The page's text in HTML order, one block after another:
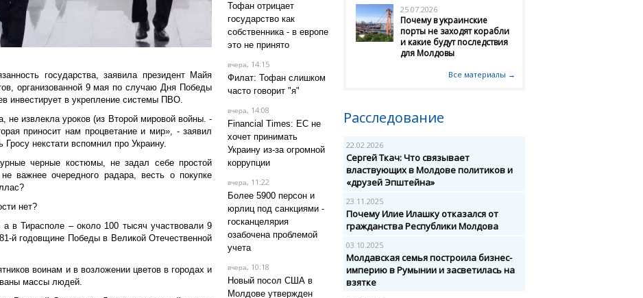
государства, заявила президент Майя
организованной 9 мая по случаю Дня Победы
инвестирует в укрепление системы ПВО.
не извлекла уроков (из Второй мировой войны. -
приносит нам процветание и мир», - заявил
некстати вспомнил про Украину.
черные костюмы, не задал себе простой
важнее очередного радара, весть о покупке
нет?
в Тирасполе – около 100 тысяч участвовали 9
й годовщине Победы в Великой Отечественной
воинам и в возложении цветов в городах и
массы людей.
Тофан отрицает
государство как
собственника - в европе
это не принято
вчера, 14:15
Филат: Тофан слишком
часто говорит "я"
вчера, 14:08
Financial Times: ЕС не
хочет принимать
Украину из-за огромной
коррупции
вчера, 11:22
Более 5900 персон и
юрлиц под санкциями -
госканцелярия
озабочена проблемой
учета
вчера, 10:18
Новый посол США в
Молдове утвержден
25.07.2026
Почему в украинские
порты не заходят корабли
и какие будут последствия
для Молдовы
Все материалы →
Расследование
22.02.2026
Сергей Ткач: Что связывает
властвующих в Молдове политиков и
«друзей Эпштейна»
23.11.2025
Почему Илие Илашку отказался от
гражданства Республики Молдова
03.10.2025
Молдавская семья построила бизнес-
империю в Румынии и засветилась на
взятке